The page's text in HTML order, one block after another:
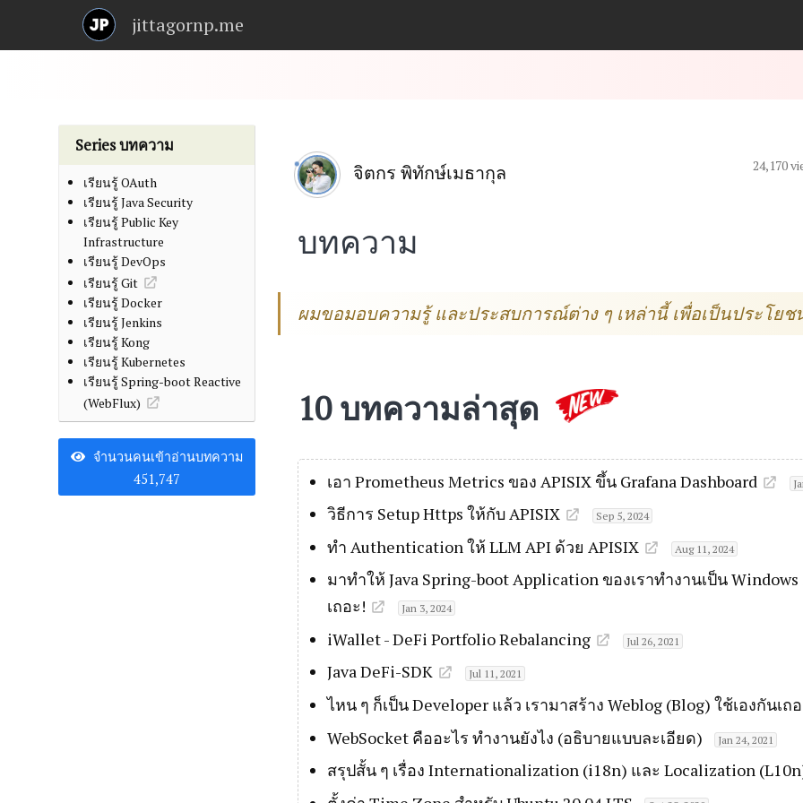
jittagornp.me
จิตกร พิทักษ์เมธากุล 24,170
บทความ
ผมขอมอบความรู้ และประสบการณ์ต่าง ๆ เหล่านี้ เพื่อเป็นประโย
10 บทความล่าสุด
เอา Prometheus Metrics ของ APISIX ขึ้น Grafana Dashboard
วิธีการ Setup Https ให้กับ APISIX Sep 5, 2024
ทำ Authentication ให้ LLM API ด้วย APISIX Aug 11, 2024
มาทำให้ Java Spring-boot Application ของเราทำงานเป็น
เถอะ!
Jan 3, 2024
iWallet - DeFi Portfolio Rebalancing Jul 26, 2021
Java DeFi-SDK Jul 11, 2021
ไหน ๆ ก็เป็น Developer แล้ว เรามาสร้าง Weblog (Blog) ใช้เองกันเถ
WebSocket คืออะไร ทำงานยังไง (อธิบายแบบละเอียด)
Jan 24, 2021
สรุปสั้น ๆ เรื่อง Internationalization (i18n) และ Localization
Series บทความ
เรียนรู้ OAuth
เรียนรู้ Java Security
เรียนรู้ Public Key
Infrastructure
เรียนรู้ DevOps
เรียนรู้ Git
เรียนรู้ Docker
เรียนรู้ Jenkins
เรียนรู้ Kong
เรียนรู้ Kubernetes
เรียนรู้ Spring-boot Reactive
(WebFlux)
จำนวนคนเข้าอ่านบทความ
451,747